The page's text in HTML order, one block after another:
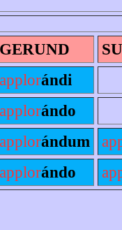
GERUND
applorándi
applorándo
applorándum
applorándo